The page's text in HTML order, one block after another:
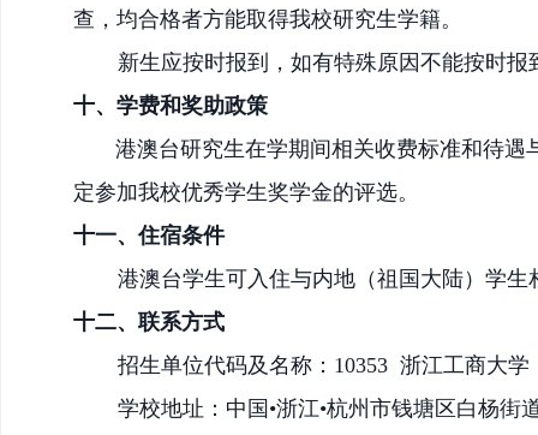
查，均合格者方能取得我校研究生学籍。
新生应按时报到，如有特殊原因不能按时
十、 学费和奖助政策
港澳台研究生在学期间相关收费标准和待
定参加我校优秀学生奖学金的评选。
十一、住宿条件
港澳台学生可入住与内地（祖国大陆）学
十二、联系方式
招生单位代码及名称： 10353 浙江工商大学
学校地址：中国 •浙江•杭州市钱塘区白杨街